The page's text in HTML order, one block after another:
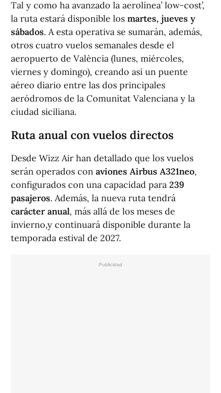
Tal y como ha avanzado la aerolínea’ low-cost’,
la ruta estará disponible los martes, jueves y
sábados. A esta operativa se sumarán, además,
otros cuatro vuelos semanales desde el
aeropuerto de València (lunes, miércoles,
viernes y domingo), creando así un puente
aéreo diario entre las dos principales
aeródromos de la Comunitat Valenciana y la
ciudad siciliana.
Ruta anual con vuelos directos
Desde Wizz Air han detallado que los vuelos
serán operados con aviones Airbus A321neo,
configurados con una capacidad para 239
pasajeros. Además, la nueva ruta tendrá
carácter anual, más allá de los meses de
invierno,y continuará disponible durante la
temporada estival de 2027.